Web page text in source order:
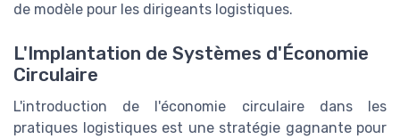
de modèle pour les dirigeants logistiques.
L'Implantation de Systèmes d'Économie
Circulaire
L'introduction de l'économie circulaire dans les
pratiques logistiques est une stratégie gagnante pour